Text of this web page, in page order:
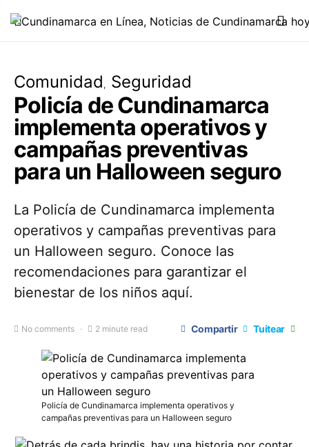
Comunidad Seguridad
Policía de Cundinamarca
implementa operativos y
campañas preventivas
para un Halloween seguro
La Policía de Cundinamarca implementa
operativos y campañas preventivas para
un Halloween seguro. Conoce las
recomendaciones para garantizar el
bienestar de los niños aquí.
No comments 2 minute read Compartir Tuitear
Policía de Cundinamarca implementa operativos y
campañas preventivas para un Halloween seguro